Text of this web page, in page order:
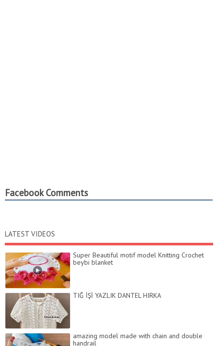
Facebook Comments
LATEST VIDEOS
Super Beautiful motif model Knitting Crochet
beybi blanket
TIĞ İŞİ YAZLIK DANTEL HIRKA
amazing model made with chain and double
handrail